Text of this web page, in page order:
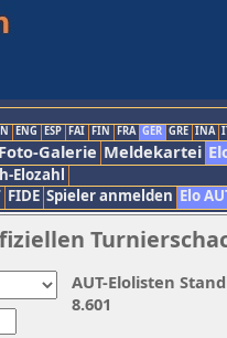
ENG ESP FAI FIN FRA GER GRE INA
Foto-Galerie Meldekartei
Elozahl
FIDE Spieler anmelden Elo
AUT-Elolisten
8.601